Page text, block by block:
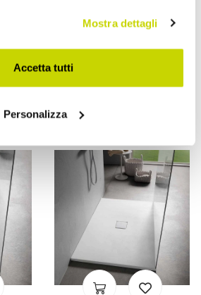
Mostra dettagli
Accetta tutti
Personalizza
Quadrato 90x90 in Resina
Bianca Effetto Velluto -